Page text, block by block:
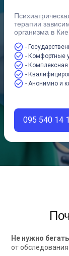
терапии
организма в
-
- Комфортные
-
-
- Анонимно и
095 540 14
Не нужно
от